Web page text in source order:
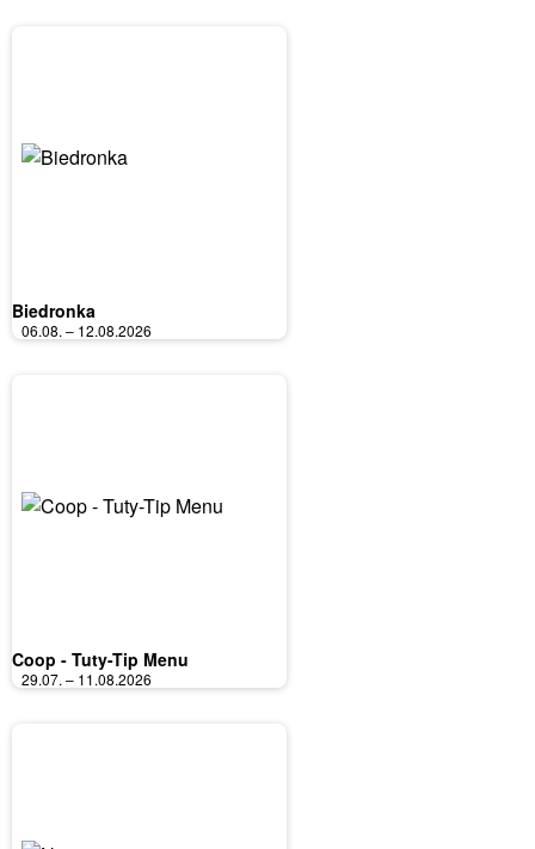
Biedronka
06.08. – 12.08.2026
Coop - Tuty-Tip Menu
29.07. – 11.08.2026